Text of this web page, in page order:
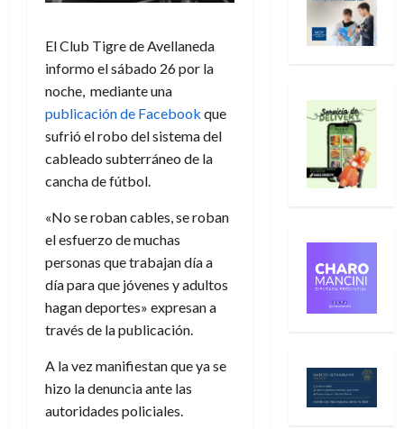
El Club Tigre de Avellaneda
informo el sábado 26 por la
noche, mediante una
publicación de Facebook que
sufrió el robo del sistema del
cableado subterráneo de la
cancha de fútbol.
«No se roban cables, se roban
el esfuerzo de muchas
personas que trabajan día a
día para que jóvenes y adultos
hagan deportes» expresan a
través de la publicación.
A la vez manifiestan que ya se
hizo la denuncia ante las
autoridades policiales.